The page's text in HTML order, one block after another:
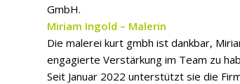
GmbH.
Miriam Ingold – Malerin
Die malerei kurt gmbh ist dankbar,
engagierte Verstärkung im Team zu
Seit Januar 2022 unterstützt sie die